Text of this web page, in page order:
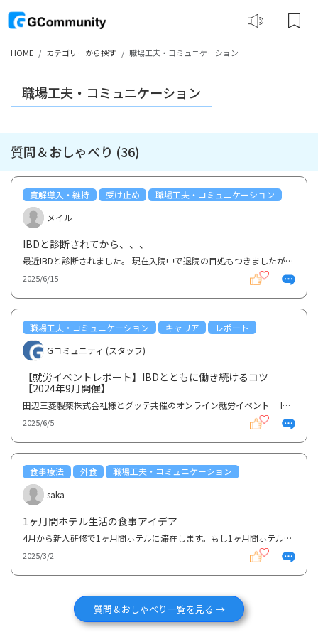
HOME カテゴリーから探す 職場工夫・コミュニケーション
職場工夫・コミュニケーション
質問＆おしゃべり (36)
寛解導入・維持 受け止め
職場工夫・コミュニケーション
メイル
IBDと診断されてから、、、
最近IBDと診断されました。 現在入院中で退院の目処もつきましたが、この先どうやって過ごしていけばい...
2025/6/15
職場工夫・コミュニケーション キャリア
レポート
Gコミュニティ (スタッフ)
【就労イベントレポート】IBDとともに働き続けるコツ
【2024年9月開催】
田辺三菱製薬株式会社様とグッテ共催のオンライン就労イベント 「IBDとともに働き続けるコツ よりよい...
2025/6/5
食事療法 外食
職場工夫・コミュニケーション
saka
1ヶ月間ホテル生活の食事アイデア
4月から新人研修で1ヶ月間ホテルに滞在します。もし1ヶ月間ホテルで過ごすならどのような食事をしますか...
2025/3/2
質問＆おしゃべり一覧を見る →